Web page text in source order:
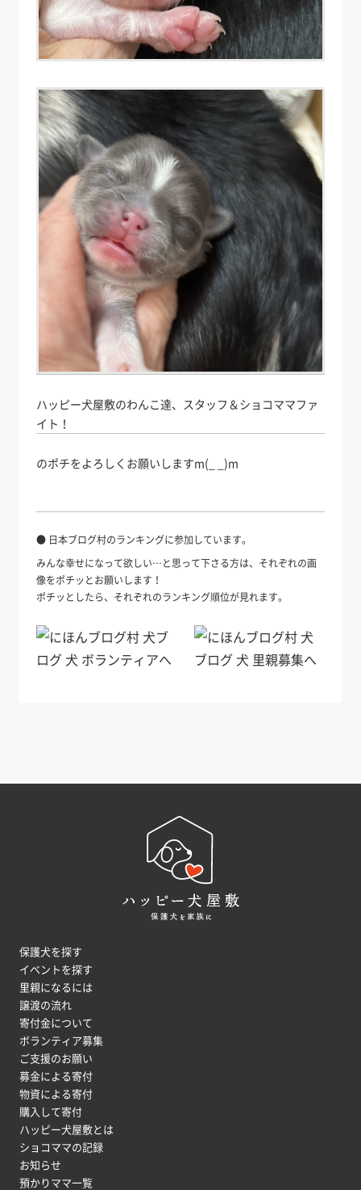
ハッピー犬屋敷のわんこ達、スタッフ＆ショコママファ
イト！
のポチをよろしくお願いしますm(_ _)m
● 日本ブログ村のランキングに参加しています。
みんな幸せになって欲しい…と思って下さる方は、それぞれの画
像をポチッとお願いします！
ポチッとしたら、それぞれのランキング順位が見れます。
保護犬を探す
イベントを探す
里親になるには
譲渡の流れ
寄付金について
ボランティア募集
ご支援のお願い
募金による寄付
物資による寄付
購入して寄付
ハッピー犬屋敷とは
ショコママの記録
お知らせ
預かりママ一覧